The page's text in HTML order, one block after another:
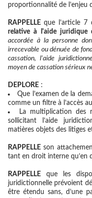
proportionnalité de l’enjeu
RAPPELLE que l’article 7
relative à l'aide juridique
accordée à la personne
irrecevable ou dénuée de
cassation, l'aide
moyen de cassation sérieux
DEPLORE :
Que l’examen de la
comme un filtre à l’accès
La multiplication des
sollicitant l’aide
matières objets des litiges
RAPPELLE son
tant en droit interne qu’en
RAPPELLE que les
juridictionnelle prévoient
être étendu sans, d’une